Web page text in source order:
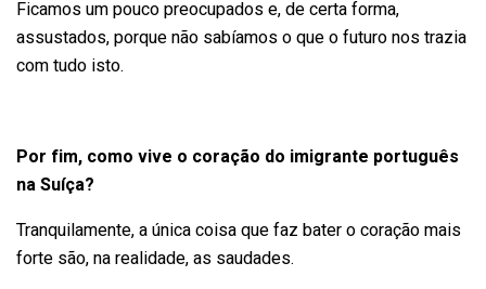
Ficamos um pouco preocupados e, de certa forma,
assustados, porque não sabíamos o que o futuro nos trazia
com tudo isto.
Por fim, como vive o coração do imigrante português
na Suíça?
Tranquilamente, a única coisa que faz bater o coração mais
forte são, na realidade, as saudades.